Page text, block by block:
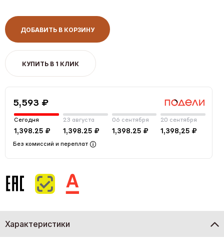
ДОБАВИТЬ В КОРЗИНУ
КУПИТЬ В 1 КЛИК
5,593 ₽
Сегодня
1,398.25 ₽
23 августа
1,398.25 ₽
06 сентября
1,398.25 ₽
20 сентября
1,398,25 ₽
Без комиссий и переплат
Характеристики